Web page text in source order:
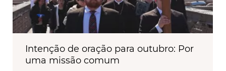
Intenção de oração para outubro: Por
uma missão comum